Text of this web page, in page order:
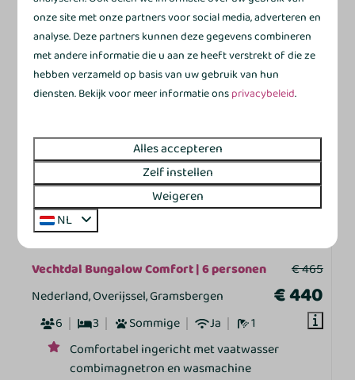
Bekijken
Boek
NU POPULAIR
€ 465
€ 440
Vechtdal Bungalow Comfort | 6 personen
Nederland, Overijssel, Gramsbergen
6
3 Sommige Ja
1
Comfortabel ingericht met vaatwasser
combimagnetron en wasmachine
onze site met onze partners voor social media, adverteren en
analyse. Deze partners kunnen deze gegevens combineren
met andere informatie die u aan ze heeft verstrekt of die ze
hebben verzameld op basis van uw gebruik van hun
diensten. Bekijk voor meer informatie onsprivacybeleid.
Alles accepteren
Zelf instellen
Weigeren
NL